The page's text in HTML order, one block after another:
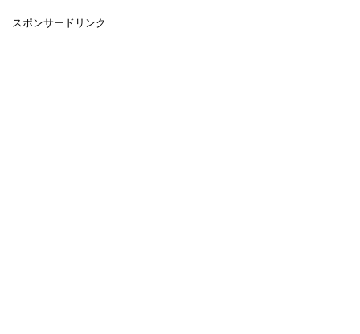
スポンサードリンク